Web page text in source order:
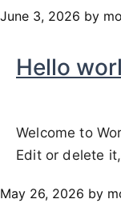
June 3, 2026 by
Hello
Welcome to
Edit or delete
May 26, 2026 by